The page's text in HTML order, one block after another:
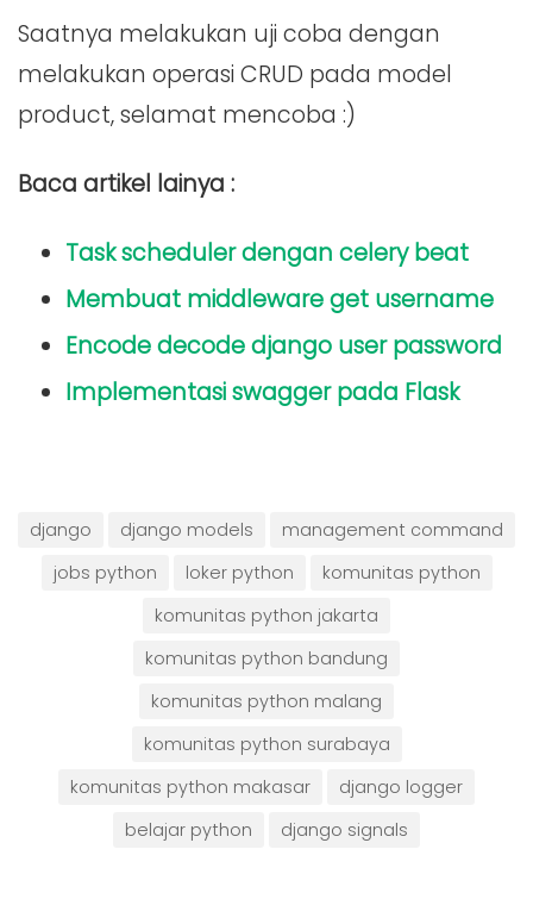
Saatnya melakukan uji coba dengan
melakukan operasi CRUD pada model
product, selamat mencoba :)
Baca artikel lainya :
Task scheduler dengan celery beat
Membuat middleware get username
Encode decode django user password
Implementasi swagger pada Flask
django django models
management command
jobs python
loker python
komunitas python
komunitas python jakarta
komunitas python bandung
komunitas python malang
komunitas python surabaya
komunitas python makasar
django logger
belajar python
django signals